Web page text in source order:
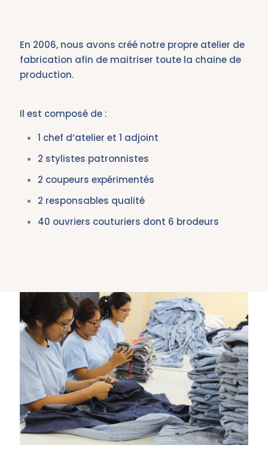
En 2006, nous avons créé notre propre atelier de
fabrication afin de maitriser toute la chaine de
production.
Il est composé de :
1 chef d’atelier et 1 adjoint
2 stylistes patronnistes
2 coupeurs expérimentés
2 responsables qualité
40 ouvriers couturiers dont 6 brodeurs